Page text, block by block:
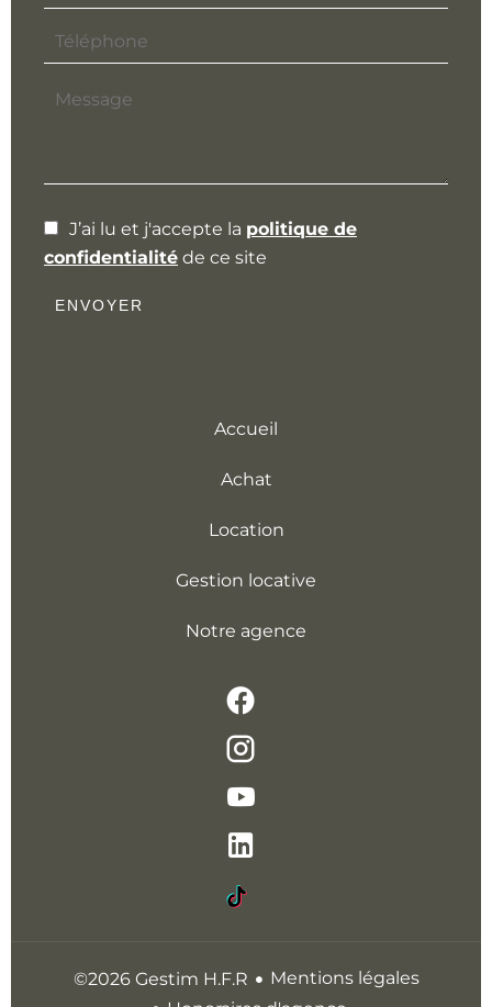
J’ai lu et j'accepte la politique de
confidentialité de ce site
ENVOYER
Accueil
Achat
Location
Gestion locative
Notre agence
©2026 Gestim H.F.R
Mentions légales